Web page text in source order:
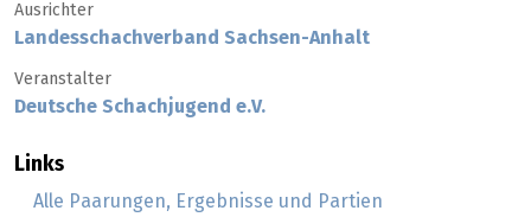
Ausrichter
Landesschachverband Sachsen-Anhalt
Veranstalter
Deutsche Schachjugend e.V.
Links
Alle Paarungen, Ergebnisse und Partien